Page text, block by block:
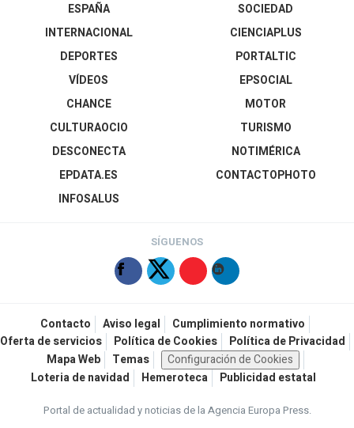
ESPAÑA
INTERNACIONAL
DEPORTES
VÍDEOS
SOCIEDAD
CIENCIAPLUS
PORTALTIC
EPSOCIAL
CHANCE
CULTURAOCIO
DESCONECTA
EPDATA.ES
INFOSALUS
MOTOR
TURISMO
NOTIMÉRICA
CONTACTOPHOTO
SÍGUENOS
Contacto Aviso legal
Cumplimiento normativo
Oferta de servicios
Política de Cookies
Política de Privacidad
Mapa Web
Temas
Configuración de Cookies
Loteria de navidad
Hemeroteca Publicidad estatal
Portal de actualidad y noticias de la Agencia Europa Press.